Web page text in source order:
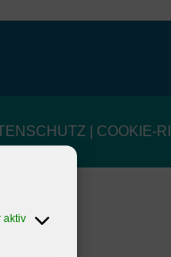
aktiv
COOKIE-